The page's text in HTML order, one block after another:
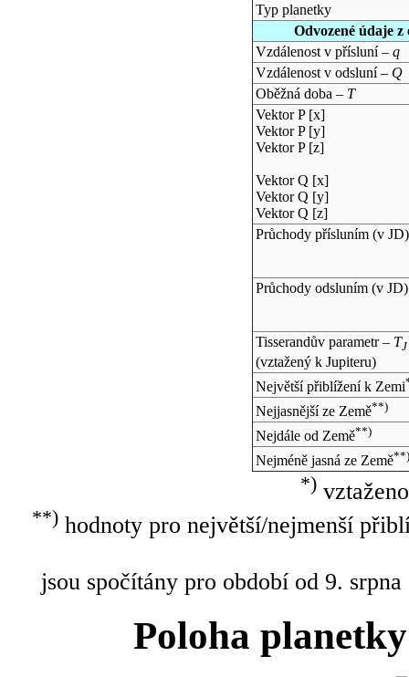
Typ planetky
Odvozené údaje
Vzdálenost v přísluní – q
Vzdálenost v odsluní – Q
Oběžná doba – T
Vektor P [x]
Vektor P [y]
Vektor P [z]
Vektor Q [x]
Vektor Q [y]
Vektor Q [z]
Průchody přísluním (v JD)
Průchody odsluním (v JD)
Tisserandův parametr – TJ
(vztažený k Jupiteru)
Největší přiblížení k Zemi
Nejjasnější ze Země**)
Nejdále od Země**)
Nejméně jasná ze Země**)
*)
**)hodnoty pro největší/nejmenší
jsou spočítány pro období od 9.
Poloha